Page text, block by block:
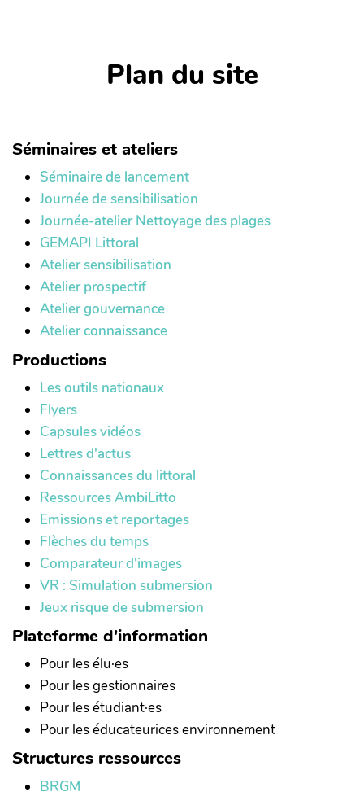
Plan du site
Séminaires et ateliers
Séminaire de lancement
Journée de sensibilisation
Journée-atelier Nettoyage des plages
GEMAPI Littoral
Atelier sensibilisation
Atelier prospectif
Atelier gouvernance
Atelier connaissance
Productions
Les outils nationaux
Flyers
Capsules vidéos
Lettres d'actus
Connaissances du littoral
Ressources AmbiLitto
Emissions et reportages
Flèches du temps
Comparateur d'images
VR : Simulation submersion
Jeux risque de submersion
Plateforme d'information
Pour les élu·es
Pour les gestionnaires
Pour les étudiant·es
Pour les éducateurices environnement
Structures ressources
BRGM